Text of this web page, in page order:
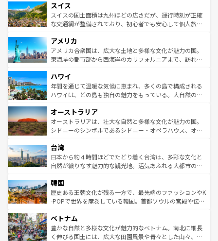
れる地方に足を運ぶとそれぞれで全く異なる文化を体験で
きるだろう。 なお、新着のフランス情報はコンテンツ一覧
を参照してほしい。
は、お酒好きな人にはぜひ体験してほしい。 なお、新着の
ドイツ情報はコンテンツ一覧を参照してほしい。
リアごとに異なる魅力がある。また、優雅なアフタヌーン
ティー、ビール好きにはたまらない英国パブ、サッカー観
戦など、本場だからこそできる体験も豊富。イギリスを旅
ンツ一覧を参照してほしい。
スイス
スイスの国土面積は九州ほどの広さだが、運行時刻が正確
な交通網が整備されており、初心者でも安心して個人旅行
の建物がそのまま残る町や、スイスならではのユニークな
博物館もあり、アルプス観光だけでなく町歩きも満喫する
ことができる。国民の所得が高いため物価も高いが、旅行
ば市内交通費無料で観光を楽しむこともできる。 なお、新
着のスイス情報はコンテンツ一覧 を参照してほしい。
アメリカ
アメリカ合衆国は、広大な土地と多様な文化が魅力の国。
東海岸の都市部から西海岸のカリフォルニアまで、訪れる
のような巨大都市は、観光、ショッピング、エンターテイ
ンメントが詰まった刺激的なスポットだ。一方、アメリカ
西部には大自然が広がり、グランドキャニオンやイエロー
部のニューオーリンズでは、音楽と美食が融合した独特の
文化が魅力。旅行者はアメリカの各地域で異なる魅力を楽
しみながら、その多様性と豊かな歴史を感じることができ
ならではの贅沢な旅のスタイルだ。 なお、新着のアメリカ
情報はコンテンツ一覧を参照してほしい。
ハワイ
年間を通じて温暖な気候に恵まれ、多くの島で構成される
ハワイは、どの島も独自の魅力をもっている。大自然の神
ワイ島は見逃せない。また、定番の観光地といえばオアフ
島だが、静かな自然を求めるならマウイ島やカウアイ島が
おすすめ。エメラルドグリーンに輝く海をはじめ、豊かな
れるおもてなしの心で訪れる人々を迎えてくれるハワイの
人々、おいしいローカルフードやハワイアンミュージッ
ク、伝統的なフラダンスなど、すべてがハワイの魅力を彩
ワイを、存分に味わってほしい。 なお、新着のハワイ情報
はコンテンツ一覧を参照してほしい。
オーストラリア
オーストラリアは、壮大な自然と多様な文化が魅力の国。
シドニーのシンボルであるシドニー・オペラハウス、オー
リアリーフや大陸中央部にそびえるウルル（エアーズロッ
ク）、タスマニアの美しい原生林やケアンズの熱帯雨林な
ど、見どころがたくさん。また、カフェやワイン、オージ
いる。アクティビティも充実しており、サーフィンやダイ
ビング、ハイキングなど、アウトドア好きにはたまらな
い。オーストラリアの多彩な魅力を存分に味わいつくそ
参照してほしい。
台湾
日本から約４時間ほどでたどり着く台湾は、多彩な文化と
自然が織りなす魅力的な観光地。活気あふれる大都市の台
ン）、静ひつな山岳地帯である台湾東部など、都市の喧騒
と山間の静けさが共存しており、訪れる人に新しい発見と
驚きをもたらしてくれる。また、奥深い台湾の食文化も魅
容にもいいと評判のスイーツなど、バラエティ豊かな料理
が味わえる。 なお、新着の台湾情報は コンテンツ一覧を参
照してほしい。
韓国
歴史ある王朝文化が残る一方で、最先端のファッションやK
-POPで世界を席巻している韓国。首都ソウルの宮殿や伝統
き、地方に足を延ばせば四季折々の自然美を楽しむことが
できる。そして、キムチや焼肉、絶品のストリートフード
まで、さまざまな韓国料理が待っている。夜には、韓国な
ベトナム
豊かな自然と多様な文化が魅力的なベトナム。南北に細長
く伸びる国土には、広大な田園風景や青々とした山々、世